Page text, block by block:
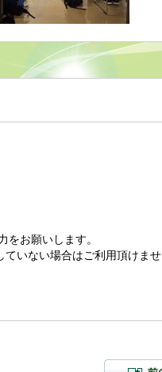
をお願いします。
ていない場合はご利用頂けませ